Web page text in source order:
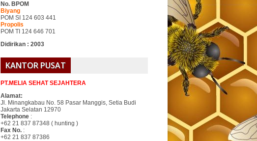
No. BPOM
Biyang
POM SI 124 603 441
Propolis
POM TI 124 646 701
Didirikan : 2003
KANTOR PUSAT
PT.MELIA SEHAT SEJAHTERA
Alamat:
Jl. Minangkabau No. 58 Pasar Manggis, Setia Budi
Jakarta Selatan 12970
Telephone :
+62 21 837 87348 ( hunting )
Fax No. :
+62 21 837 87386